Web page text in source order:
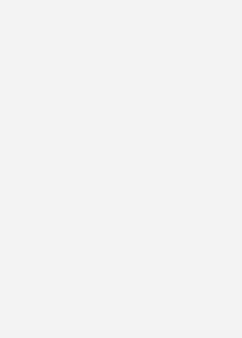
Zuleitung zum Vorratsbehälter
muss man den
diese Zuleitung führen, um
muss
der Zuleitung
von 1,75 Liter pro Sekunde
8,75 Litern pro Sekunde
Arbeitstag Fülldauer